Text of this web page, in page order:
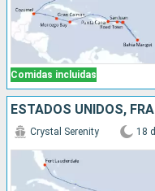
Comidas incluidas
Crystal Serenity 18 d